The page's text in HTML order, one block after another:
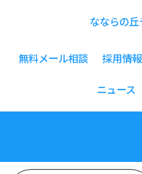
なならの
無料メール相談 採用情
ニュース